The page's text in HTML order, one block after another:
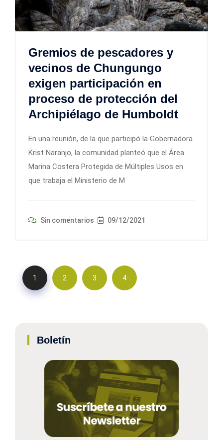
Gremios de pescadores y
vecinos de Chungungo
exigen participación en
proceso de protección del
Archipiélago de Humboldt
En una reunión, de la que participó la Gobernadora
Krist Naranjo, la comunidad planteó que el Área
Marina Costera Protegida de Múltiples Usos en
que trabaja el Ministerio de M
Sin comentarios 09/12/2021
1 2 3 4
Boletín